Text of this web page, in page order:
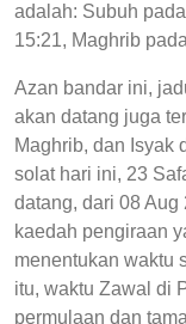
adalah: Subuh
15:21, Maghrib
Azan bandar ini,
akan datang juga
Maghrib, dan Isyak
solat hari ini, 23
datang, dari 08
kaedah pengiraan
menentukan waktu
itu, waktu Zawal di
permulaan dan